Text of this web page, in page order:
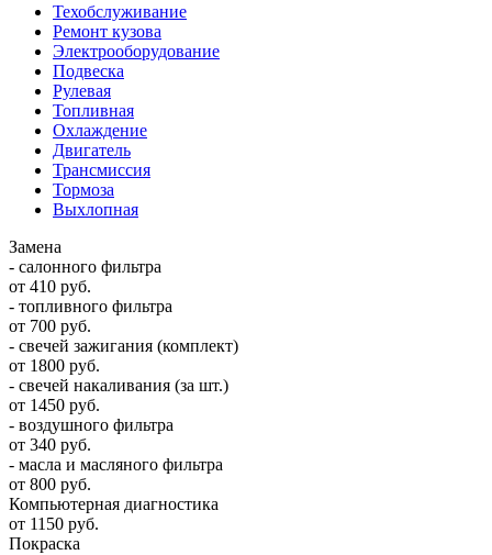
Техобслуживание
Ремонт кузова
Электрооборудование
Подвеска
Рулевая
Топливная
Охлаждение
Двигатель
Трансмиссия
Тормоза
Выхлопная
Замена
- салонного фильтра
от 410 руб.
- топливного фильтра
от 700 руб.
- свечей зажигания (комплект)
от 1800 руб.
- свечей накаливания (за шт.)
от 1450 руб.
- воздушного фильтра
от 340 руб.
- масла и масляного фильтра
от 800 руб.
Компьютерная диагностика
от 1150 руб.
Покраска